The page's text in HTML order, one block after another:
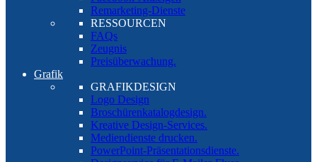
Remarketing-Dienste
RESSOURCEN
FAQs
Zeugnis
Preisüberwachung.
Grafik
GRAFIKDESIGN
Logo Design
Broschürenkatalogdesign.
Kreative Design-Services.
Mediendienste drucken.
PowerPoint-Präsentationsdienste.